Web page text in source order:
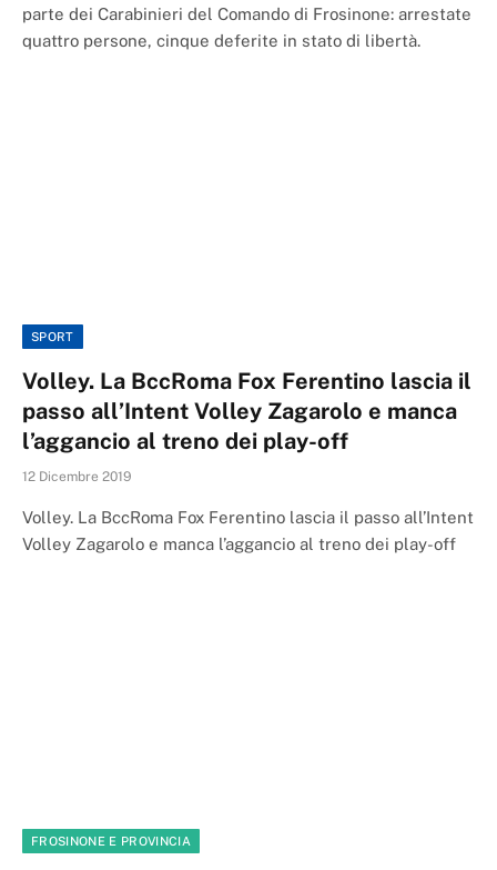
parte dei Carabinieri del Comando di Frosinone: arrestate
quattro persone, cinque deferite in stato di libertà.
SPORT
Volley. La BccRoma Fox Ferentino lascia il
passo all’Intent Volley Zagarolo e manca
l’aggancio al treno dei play-off
12 Dicembre 2019
Volley. La BccRoma Fox Ferentino lascia il passo all’Intent
Volley Zagarolo e manca l’aggancio al treno dei play-off
FROSINONE E PROVINCIA